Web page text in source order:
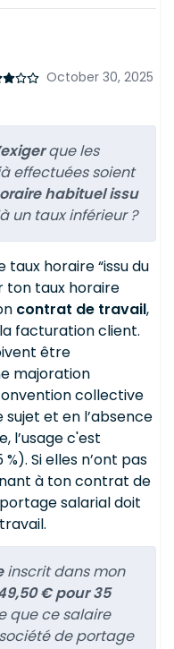
October 30, 2025
que les
effectuées soient
habituel issu
un taux inférieur ?
taux horaire “issu du
ton taux horaire
contrat de travail,
facturation client.
être
majoration
collective
sujet et en l’absence
l’usage c'est
Si elles n’ont pas
à ton contrat de
salarial doit
inscrit dans mon
€ pour 35
que ce salaire
de portage